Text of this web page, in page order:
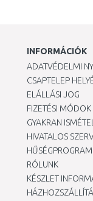
INFORMÁCIÓK
ADATVÉDELMI
CSAPTELEP
ELÁLLÁSI JOG
FIZETÉSI MÓDOK
GYAKRAN
HIVATALOS
HŰSÉGPROGRAM
RÓLUNK
KÉSZLET